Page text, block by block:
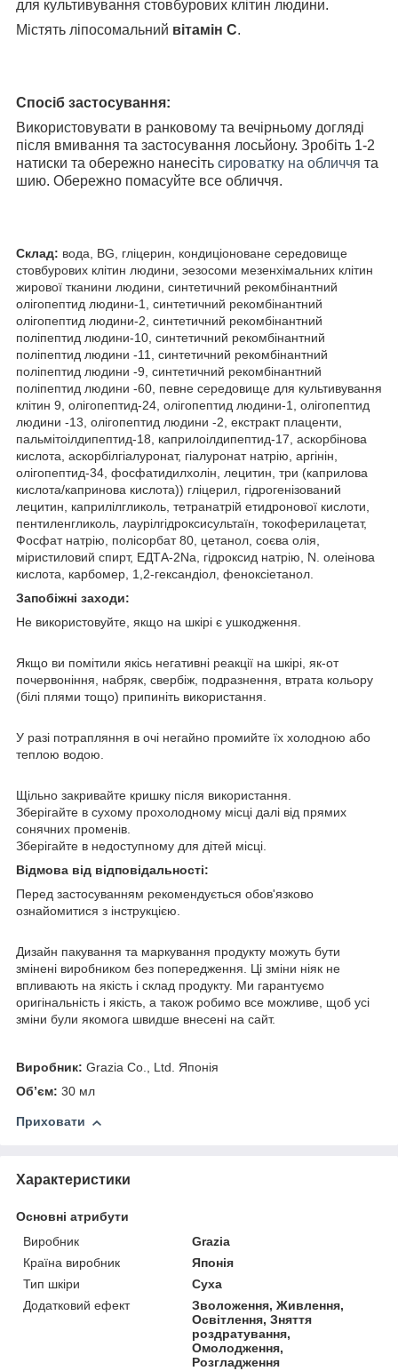
для культивування стовбурових клітин людини.
Містять ліпосомальний вітамін С.
Спосіб застосування:
Використовувати в ранковому та вечірньому догляді
після вмивання та застосування лосьйону. Зробіть 1-2
натиски та обережно нанесіть сироватку на обличчя та
шию. Обережно помасуйте все обличчя.
Склад: вода, BG, гліцерин, кондиціоноване середовище
стовбурових клітин людини, эезосоми мезенхімальних клітин
жирової тканини людини, синтетичний рекомбінантний
олігопептид людини-1, синтетичний рекомбінантний
олігопептид людини-2, синтетичний рекомбінантний
поліпептид людини-10, синтетичний рекомбінантний
поліпептид людини -11, синтетичний рекомбінантний
поліпептид людини -9, синтетичний рекомбінантний
поліпептид людини -60, певне середовище для культивування
клітин 9, олігопептид-24, олігопептид людини-1, олігопептид
людини -13, олігопептид людини -2, екстракт плаценти,
пальмітоілдипептид-18, каприлоілдипептид-17, аскорбінова
кислота, аскорбілгіалуронат, гіалуронат натрію, аргінін,
олігопептид-34, фосфатидилхолін, лецитин, три (каприлова
кислота/капринова кислота)) гліцерил, гідрогенізований
лецитин, каприлілгликоль, тетранатрій етидронової кислоти,
пентиленгликоль, лаурілгідроксисультаїн, токоферилацетат,
Фосфат натрію, полісорбат 80, цетанол, соєва олія,
міристиловий спирт, ЕДТА-2Na, гідроксид натрію, N. олеінова
кислота, карбомер, 1,2-гександіол, феноксіетанол.
Запобіжні заходи:
Не використовуйте, якщо на шкірі є ушкодження.
Якщо ви помітили якісь негативні реакції на шкірі, як-от
почервоніння, набряк, свербіж, подразнення, втрата кольору
(білі плями тощо) припиніть використання.
У разі потрапляння в очі негайно промийте їх холодною або
теплою водою.
Щільно закривайте кришку після використання.
Зберігайте в сухому прохолодному місці далі від прямих
сонячних променів.
Зберігайте в недоступному для дітей місці.
Відмова від відповідальності:
Перед застосуванням рекомендується обов'язково
ознайомитися з інструкцією.
Дизайн пакування та маркування продукту можуть бути
змінені виробником без попередження. Ці зміни ніяк не
впливають на якість і склад продукту. Ми гарантуємо
оригінальність і якість, а також робимо все можливе, щоб усі
зміни були якомога швидше внесені на сайт.
Виробник: Grazia Co., Ltd. Японія
Об’єм: 30 мл
Приховати
Характеристики
Основні атрибути
Виробник
Grazia
Країна виробник
Японія
Тип шкіри
Суха
Додатковий ефект
Зволоження, Живлення,
Освітлення, Зняття
роздратування,
Омолодження,
Розгладження